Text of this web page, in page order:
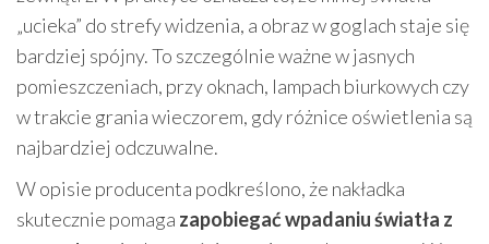
„ucieka” do strefy widzenia, a obraz w goglach staje się
bardziej spójny. To szczególnie ważne w jasnych
pomieszczeniach, przy oknach, lampach biurkowych czy
w trakcie grania wieczorem, gdy różnice oświetlenia są
najbardziej odczuwalne.
W opisie producenta podkreślono, że nakładka
skutecznie pomaga zapobiegać wpadaniu światła z